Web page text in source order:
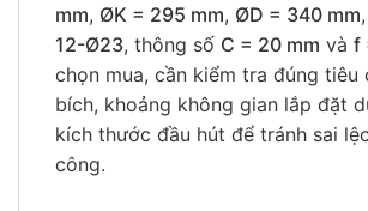
mm, ØK = 295 mm, ØD = 340 mm
12-Ø23, thông số C = 20 mm và f
chọn mua, cần kiểm tra đúng tiêu
bích, khoảng không gian lắp đặt
kích thước đầu hút để tránh sai
công.